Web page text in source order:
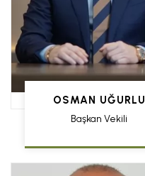
OSMAN UĞURLU
Başkan Vekili